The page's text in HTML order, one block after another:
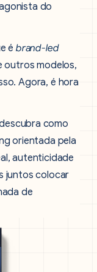
do
é brand-led
outros modelos,
Agora, é hora
como
orientada pela
autenticidade
juntos colocar
de